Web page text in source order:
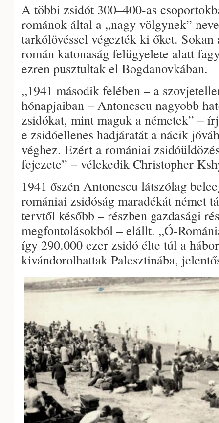
A többi zsidót 300–400-as
románok által a „nagy völgynek”
tarkólövéssel végezték ki őket.
román katonaság felügyelete alatt
ezren pusztultak el Bogdanovkában.
„1941 második felében – a
hónapjaiban – Antonescu nagyobb
zsidókat, mint maguk a németek” –
e zsidóellenes hadjáratát a nácik
véghez. Ezért a romániai
fejezete” – vélekedik Christopher
1941 őszén Antonescu látszólag
romániai zsidóság maradékát német
tervtől később – részben gazdasági
megfontolásokból – elállt. „Ó-
így 290.000 ezer zsidó élte túl a
kivándorolhattak Palesztinába,